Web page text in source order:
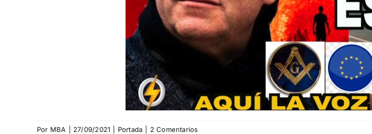
Por MBA 27/09/2021 Portada 2 Comentarios